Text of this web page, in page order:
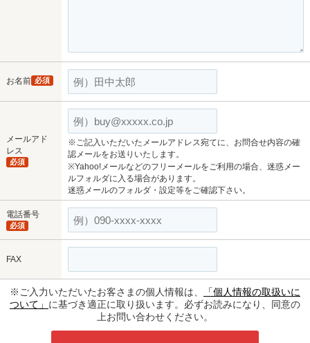
お名前 必須
メールアド
レス
必須
※ご記入いただいたメールアドレス宛てに、お問合せ内容の確
認メールをお送りいたします。
※Yahoo!メールなどのフリーメールをご利用の場合、迷惑メー
ルフォルダに入る場合があります。
迷惑メールのフォルダ・設定等をご確認下さい。
電話番号
必須
FAX
※ご入力いただいたお客さまの個人情報は、
「個人情報の取扱いに
ついて」 に基づき適正に取り扱います。必ずお読みになり、同意の
上お問い合わせください。